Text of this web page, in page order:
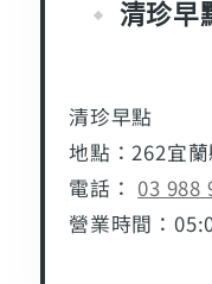
清珍早
清珍早點
地點：262宜
電話： 03 988
營業時間：